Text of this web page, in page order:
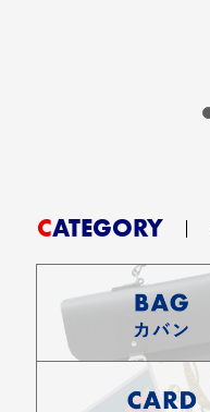
CATEGORY